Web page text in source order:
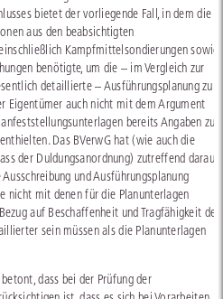
bietet der vorliegende Fall, in dem die
aus den beabsichtigten
Kampfmittelsondierungen sowie
benötigte, um die – im Vergleich zur
detaillierte – Ausführungsplanung zu
Eigentümer auch nicht mit dem Argument
bereits Angaben zu
Das BVerwG hat (wie auch die
der Duldungsanordnung) zutreffend darauf
und Ausführungsplanung
nicht mit denen für die Planunterlagen
auf Beschaffenheit und Tragfähigkeit des
sein müssen als die Planunterlagen
dass bei der Prüfung der